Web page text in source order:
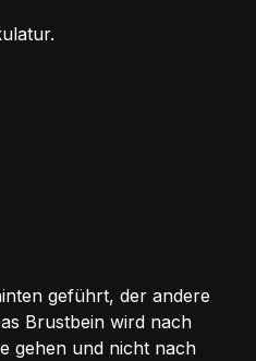
geführt, der andere
Brustbein wird nach
gehen und nicht nach